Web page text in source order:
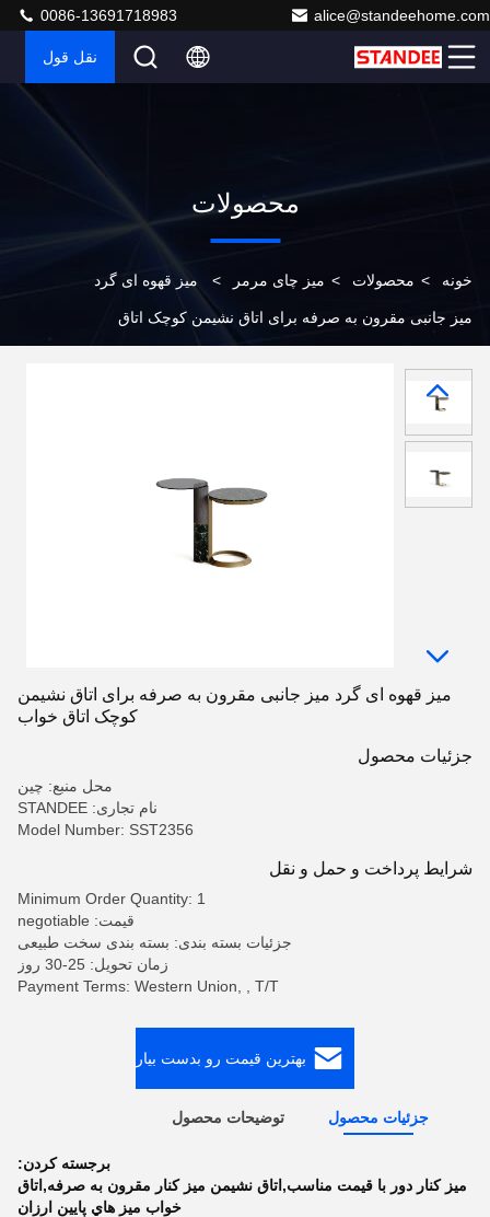
alice@standeehome.com
0086-13691718983
نقل قول
محصولات
خونه > محصولات > میز چای مرمر > میز قهوه ای گرد
میز جانبی مقرون به صرفه برای اتاق نشیمن کوچک اتاق
میز قهوه ای گرد میز جانبی مقرون به صرفه برای اتاق نشیمن
کوچک اتاق خواب
جزئیات محصول
محل منبع: چین
نام تجاری: STANDEE
Model Number: SST2356
شرایط پرداخت و حمل و نقل
Minimum Order Quantity: 1
قیمت: negotiable
جزئیات بسته بندی: بسته بندی سخت طبیعی
زمان تحویل: 25-30 روز
Payment Terms: Western Union, , T/T
بهترین قیمت رو بدست بیار
جزئیات محصول توضیحات محصول
برجسته کردن:
میز کنار دور با قیمت مناسب,اتاق نشیمن میز کنار مقرون به صرفه,اتاق
خواب ميز هاي پايين ارزان